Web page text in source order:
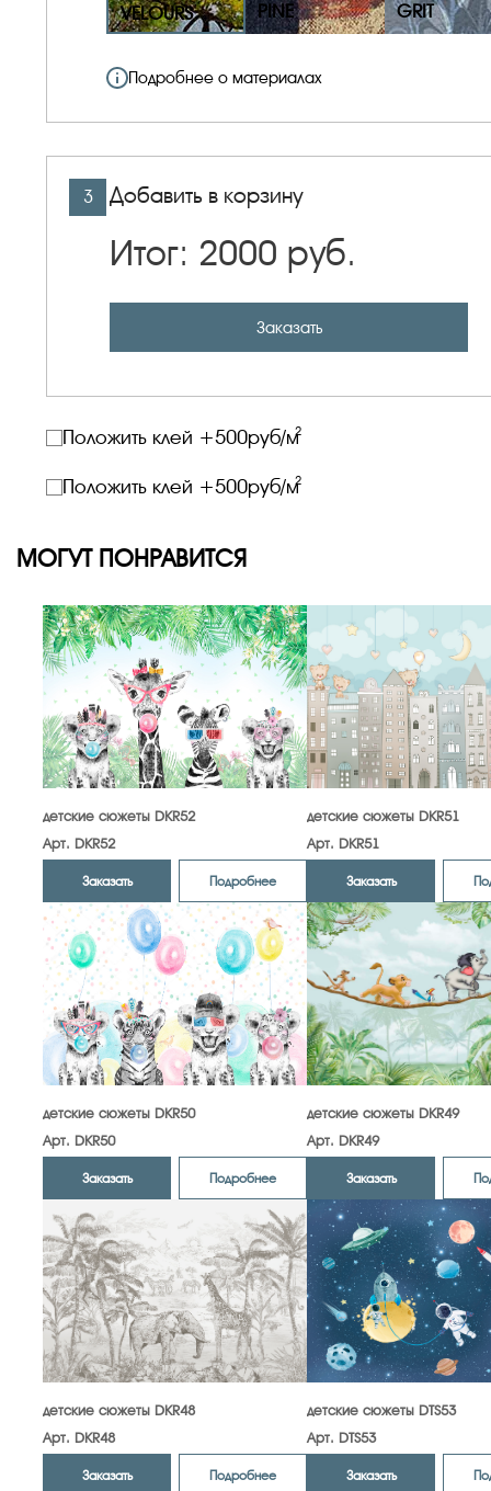
VELOURS PINE GRIT
Подробнее о материалах
3 Добавить в корзину
Итог: 2000 руб.
Заказать
Положить клей +500руб/м2
Положить клей +500руб/м2
МОГУТ ПОНРАВИТСЯ
детские сюжеты DKR52
Арт. DKR52
Заказать Подробнее
детские сюжеты DKR51
Арт. DKR51
Заказать
детские сюжеты DKR50
Арт. DKR50
Заказать Подробнее
детские сюжеты DKR49
Арт. DKR49
Заказать
детские сюжеты DKR48
Арт. DKR48
Заказать Подробнее
детские сюжеты DTS53
Арт. DTS53
Заказать